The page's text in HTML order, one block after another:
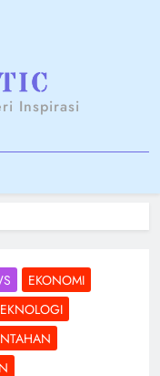
Inspirasi
EKONOMI